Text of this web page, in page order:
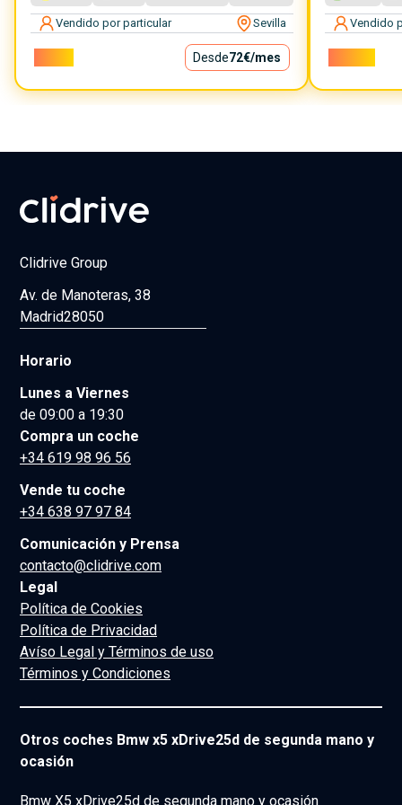
Vendido por particular Sevilla
Desde72€/mes
Vendido
Clidrive Group
Av. de Manoteras, 38
Madrid28050
Horario
Lunes a Viernes
de 09:00 a 19:30
Compra un coche
+34 619 98 96 56
Vende tu coche
+34 638 97 97 84
Comunicación y Prensa
contacto@clidrive.com
Legal
Política de Cookies
Política de Privacidad
Avíso Legal y Términos de uso
Términos y Condiciones
Otros coches Bmw x5 xDrive25d de segunda mano y
ocasión
Bmw X5 xDrive25d de segunda mano y ocasión